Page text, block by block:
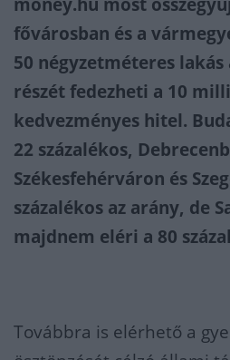
fővárosban és a
50 négyzetméteres
részét fedezheti a 10
kedvezményes hitel.
22 százalékos,
Székesfehérváron és
százalékos az arány, de
majdnem eléri a 80
Továbbra is elérhető a